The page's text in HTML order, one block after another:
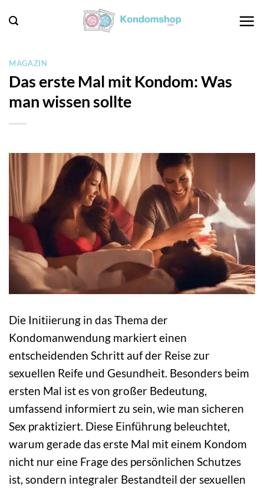
Inhalt
MAGAZIN
Das erste Mal mit Kondom: Was
man wissen sollte
Die Initiierung in das Thema der
Kondomanwendung markiert einen
entscheidenden Schritt auf der Reise zur
sexuellen Reife und Gesundheit. Besonders beim
ersten Mal ist es von großer Bedeutung,
umfassend informiert zu sein, wie man sicheren
Sex praktiziert. Diese Einführung beleuchtet,
warum gerade das erste Mal mit einem Kondom
nicht nur eine Frage des persönlichen Schutzes
ist, sondern integraler Bestandteil der sexuellen